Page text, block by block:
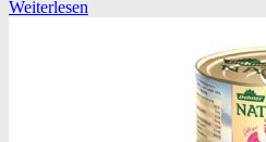
Weiterlesen